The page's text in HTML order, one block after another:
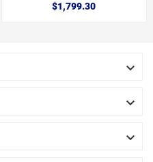
$1,799.30


